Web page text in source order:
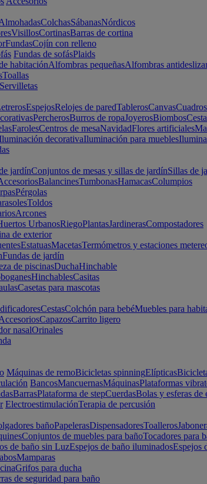
ColchasSábanasNórdicos
VisillosCortinasBarras de cortina
FundasCojín con relleno
Fundas de sofásPlaids
habitaciónAlfombras pequeñasAlfombras
Toallas
Servilletas
EspejosRelojes de paredTablerosCanvas
PercherosBurros de ropaJoyerosBiombos
FarolesCentros de mesaNavidadFlores artificiales
decorativaIluminación para muebles
jardínConjuntos de mesas y sillas de jardínSillas de
BalancinesTumbonasHamacasColumpios
Pérgolas
Toldos
Arcones
UrbanosRiegoPlantasJardinerasCompostadores
de exterior
EstatuasMacetasTermómetros y estaciones
Fundas de jardín
de piscinasDuchaHinchable
HinchablesCasitas
Casetas para mascotas
CestasColchón para bebéMuebles para
CapazosCarrito ligero
nasalOrinales
Máquinas de remoBicicletas spinningElípticas
BancosMancuernasMáquinasPlataformas
BarrasPlataforma de stepCuerdasBolas y esferas
ElectroestimulaciónTerapia de percusión
bañoPapelerasDispensadoresToalleros
Conjuntos de muebles para bañoTocadores para
de baño sin LuzEspejos de baño iluminadosEspejos
Mamparas
Grifos para ducha
de seguridad para baño